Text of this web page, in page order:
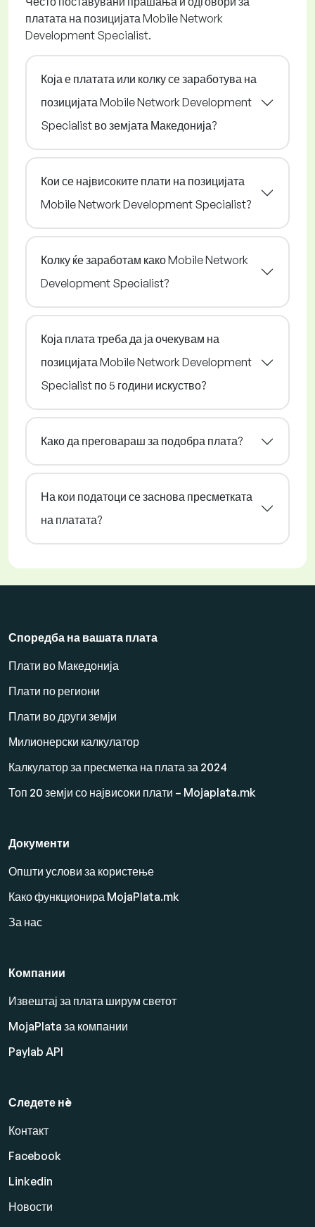
платата на позицијата Mobile Network
Development Specialist.
Која е платата или колку се заработува на
позицијата Mobile Network Development
Specialist во земјата Македонија?
Кои се највисоките плати на позицијата
Mobile Network Development Specialist?
Колку ќе заработам како Mobile Network
Development Specialist?
Која плата треба да ја очекувам на
позицијата Mobile Network Development
Specialist по 5 години искуство?
Како да преговараш за подобра плата?
На кои податоци се заснова пресметката
на платата?
Споредба на вашата плата
Плати во Македонија
Плати по региони
Плати во други земји
Милионерски калкулатор
Калкулатор за пресметка на плата за 2024
Топ 20 земји со највисоки плати – Mojaplata.mk
Документи
Општи услови за користење
Како функционира MojaPlata.mk
За нас
Компании
Извештај за плата ширум светот
MojaPlata за компании
Paylab API
Следете нè
Контакт
Facebook
Linkedin
Новости